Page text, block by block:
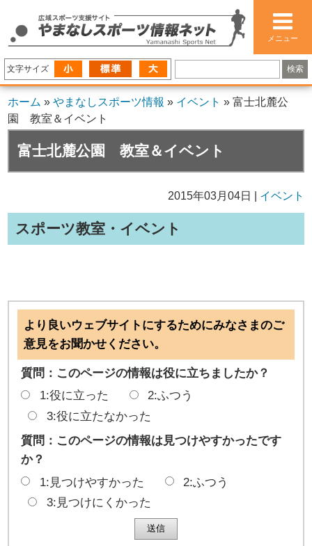
メニュー
文字サイズ
ホーム »やまなしスポーツ情報 » イベント »富士北麓公
園 教室＆イベント
富士北麓公園 教室＆イベント
2015年03月04日 | イベント
スポーツ教室・イベント
より良いウェブサイトにするためにみなさまのご
意見をお聞かせください。
質問：このページの情報は役に立ちましたか？
1:役に立った
2:ふつう
3:役に立たなかった
質問：このページの情報は見つけやすかったです
か？
1:見つけやすかった
2:ふつう
3:見つけにくかった